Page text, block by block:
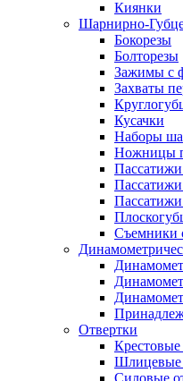
Киянки
Шарнирно-
Бокорезы
Болторезы
Зажимы с
Захваты
Кусачки
Наборы
Ножницы
Съемники
Отвертки
Крестовые
Шлицевые
Силовые